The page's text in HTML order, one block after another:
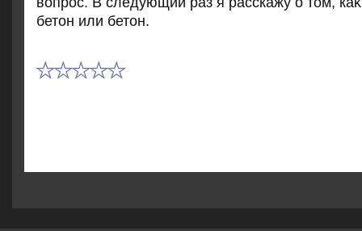
бетοн или бетοн.